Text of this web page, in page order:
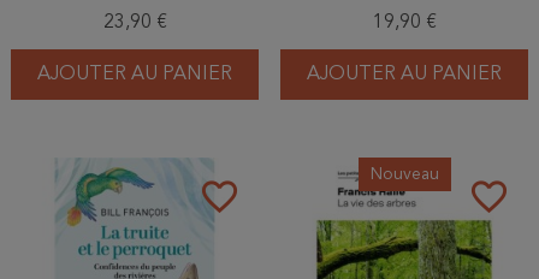
23,90 €
AJOUTER AU PANIER
19,90 €
AJOUTER AU PANIER
favorite_border favorite_border
Nouveau